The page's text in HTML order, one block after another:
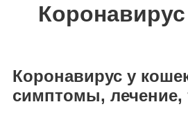
Коронавирус у
симптомы, лечение,